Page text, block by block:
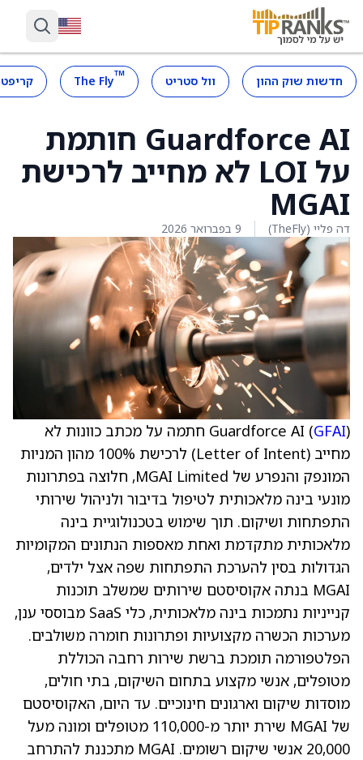
חדשות שוק ההון וול סטריט ™
The Fly
Guardforce AI חותמת
על LOI לא מחייב לרכישת
MGAI
דה פליי (TheFly) 9 בפברואר 2026
Guardforce AI (GFAI
) חתמה על מכתב כוונות לא
מחייב (Letter of Intent) לרכישת 100% מהון המניות
המונפק והנפרע של MGAI Limited, חלוצה בפתרונות
מונעי בינה מלאכותית לטיפול בדיבור ולניהול שירותי
התפתחות ושיקום. תוך שימוש בטכנולוגיית בינה
מלאכותית מתקדמת ואחת מאספות הנתונים המקומיות
הגדולות בסין להערכת התפתחות שפה אצל ילדים,
MGAI בנתה אקוסיסטם שירותים שמשלב תוכנות
קנייניות נתמכות בינה מלאכותית, כלי SaaS מבוססי ענן,
מערכות הכשרה מקצועיות ופתרונות חומרה משולבים.
הפלטפורמה תומכת ברשת שירות רחבה הכוללת
מטופלים, אנשי מקצוע בתחום השיקום, בתי חולים,
מוסדות שיקום וארגונים חינוכיים. עד היום, האקוסיסטם
של MGAI שירת יותר מ-110,000 מטופלים ומונה מעל
20,000 אנשי שיקום רשומים. MGAI מתכננת להתרחב